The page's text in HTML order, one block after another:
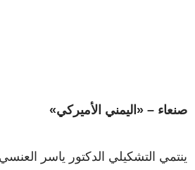
صنعاء – «اليمني الأميركي»
ينتمي التشكيلي الدكتور ياسر